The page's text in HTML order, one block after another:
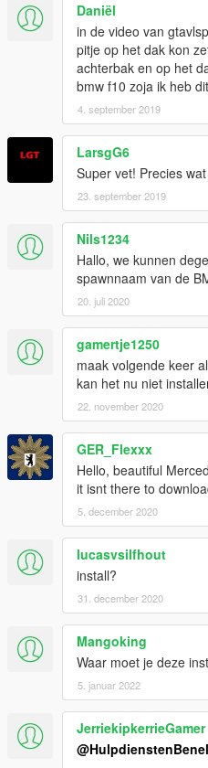
Daniël
in de video van
pitje op het dak kon
achterbak en op het
bmw f10 zoja ik heb
4. september 2019
LarsgG6
Super vet! Precies
23. september 2019
Nils1234
Hallo, we kunnen
spawnnaam van de
20. juli 2020
gamertje1250
maak volgende keer
kan het nu niet
22. november 2020
GER_Flexxx
Hello, beautiful
it isnt there to
5. december 2020
lucasvsilfhout
install?
31. december 2020
Mangoking
Waar moet je deze
5. januar 2022
JerriekipkerrieGamer